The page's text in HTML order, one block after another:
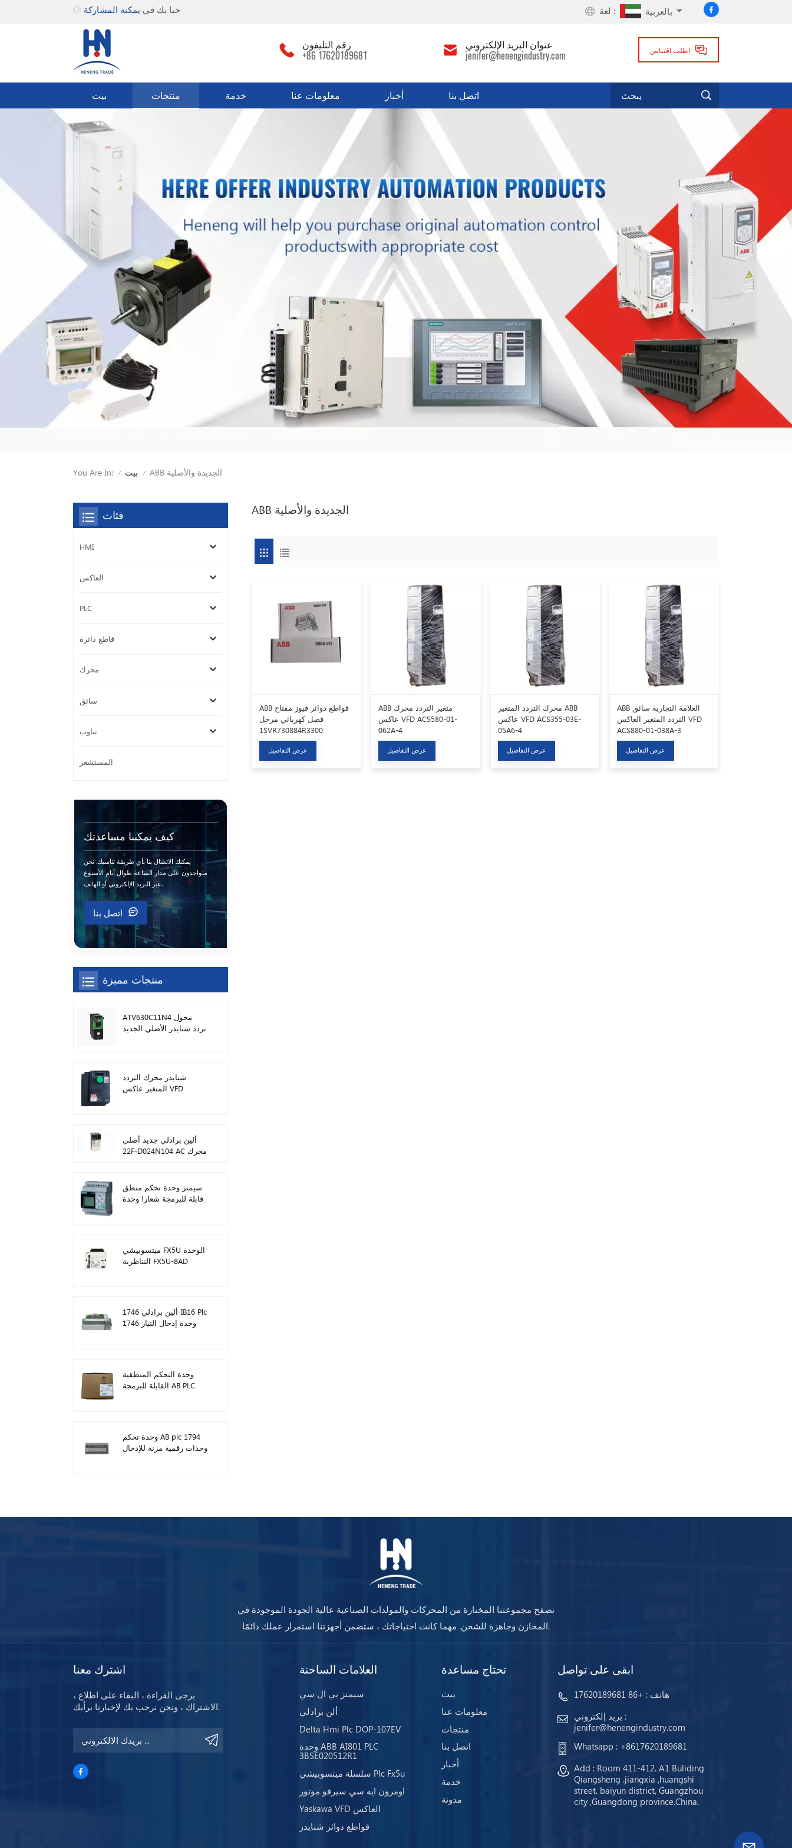
يمكنه المشاركة لغة : بالعربية
اطلب اقتباس
رقم التليفون
+86 17620189681
عنوان البريد الإلكتروني
jenifer@henengindustry.com
بيت منتجات خدمة معلومات عنا أخبار اتصل بنا
You Are In: / بيت / ABB الجديدة والأصلية
ABB الجديدة والأصلية
ABB قواطع دوائر فيوز مفتاح
فصل كهربائي مرحل
1SVR730884R3300
عرض التفاصيل
ABB متغير التردد محرك
عاكس VFD ACS580-01-
062A-4
عرض التفاصيل
محرك التردد المتغير ABB
عاكس VFD ACS355-03E-
05A6-4
عرض التفاصيل
ABB العلامة التجارية سائق
التردد المتغير العاكس VFD
ACS880-01-038A-3
عرض التفاصيل
فئات
HMI
العاكس
PLC
قاطع دائرة
محرك
سائق
تناوب
المستشعر
كيف يمكننا مساعدتك
يمكنك الاتصال بنا بأي طريقة تناسبك. نحن
متواجدون على مدار الساعة طوال أيام الأسبوع
عبر البريد الإلكتروني أو الهاتف.
اتصل بنا
منتجات مميزة
ATV630C11N4 محول
تردد شنايدر الأصلي الجديد
شنايدر محرك التردد
المتغير عاكس VFD
ألين برادلي جديد أصلي
22F-D024N104 AC محرك
سيمنز وحدة تحكم منطق
قابلة للبرمجة شعار! وحدة
ميتسوبيشي FX5U الوحدة
التناظرية FX5U-8AD
ألين برادلي 1746-IB16 Plc
1746 وحدة إدخال التيار
وحدة التحكم المنطقية
القابلة للبرمجة AB PLC
وحدة تحكم AB plc 1794
وحدات رقمية مرنة للإدخال
تصفح مجموعتنا المختارة من المحركات والمولدات الصناعية عالية الجودة الموجودة في
المخازن وجاهزة للشحن. مهما كانت احتياجاتك ، ستضمن أجهزتنا استمرار عملك دائمًا.
اشترك معنا
يرجى القراءة ، البقاء على اطلاع ،
الاشتراك ، ونحن نرحب بك لإخبارنا برأيك.
العلامات الساخنة
سيمنز بي ال سي
ألن برادلي
Delta Hmi Plc DOP-107EV
وحدة ABB AI801 PLC
3BSE020512R1
سلسلة ميتسوبيشي Plc Fx5u
اومرون ايه سي سيرفو موتور
Yaskawa VFD العاكس
قواطع دوائر شنايدر
تحتاج مساعدة
بيت
معلومات عنا
منتجات
اتصل بنا
أخبار
خدمة
مدونة
ابقى على تواصل
هاتف : +86 17620189681
بريد إلكتروني :
jenifer@henengindustry.com
Whatsapp : +8617620189681
Add : Room 411-412. A1 Buliding
Qiangsheng .jiangxia ,huangshi
street. baiyun district, Guangzhou
city ,Guangdong province.China.